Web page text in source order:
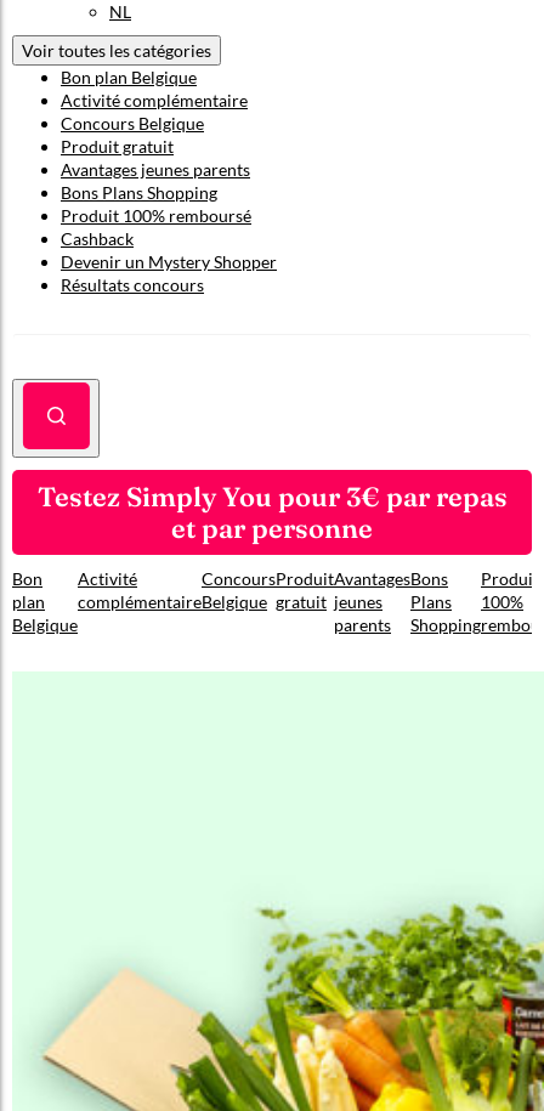
NL
Voir toutes les catégories
Bon plan Belgique
Activité complémentaire
Concours Belgique
Produit gratuit
Avantages jeunes parents
Bons Plans Shopping
Produit 100% remboursé
Cashback
Devenir un Mystery Shopper
Résultats concours
Testez Simply You pour 3€ par repas
et par personne
Bon
plan
Belgique
Activité
complémentaire
Concours
Belgique
Produit
gratuit
Avantages
jeunes
parents
Bons
Plans
Shopping
Produit
100%